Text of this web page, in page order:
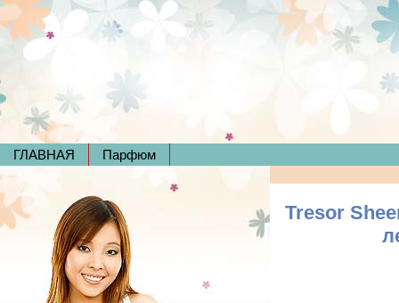
ГЛАВНАЯ Парфюм
Tresor